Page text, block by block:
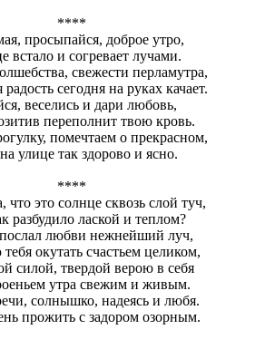
****
просыпайся, доброе утро,
встало и согревает лучами.
свежести перламутра,
радость сегодня на руках качает.
веселись и дари любовь,
переполнит твою кровь.
помечтаем о прекрасном,
улице так здорово и ясно.
****
что это солнце сквозь слой туч,
разбудило лаской и теплом?
любви нежнейший луч,
окутать счастьем целиком,
силой, твердой верою в себя
утра свежим и живым.
солнышко, надеясь и любя.
прожить с задором озорным.